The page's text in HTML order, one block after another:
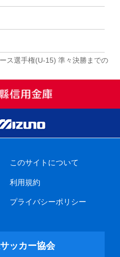
ス選手権(U-15) 準々決勝までの
このサイトについて
利用規約
プライバシーポリシー
ッカー協会